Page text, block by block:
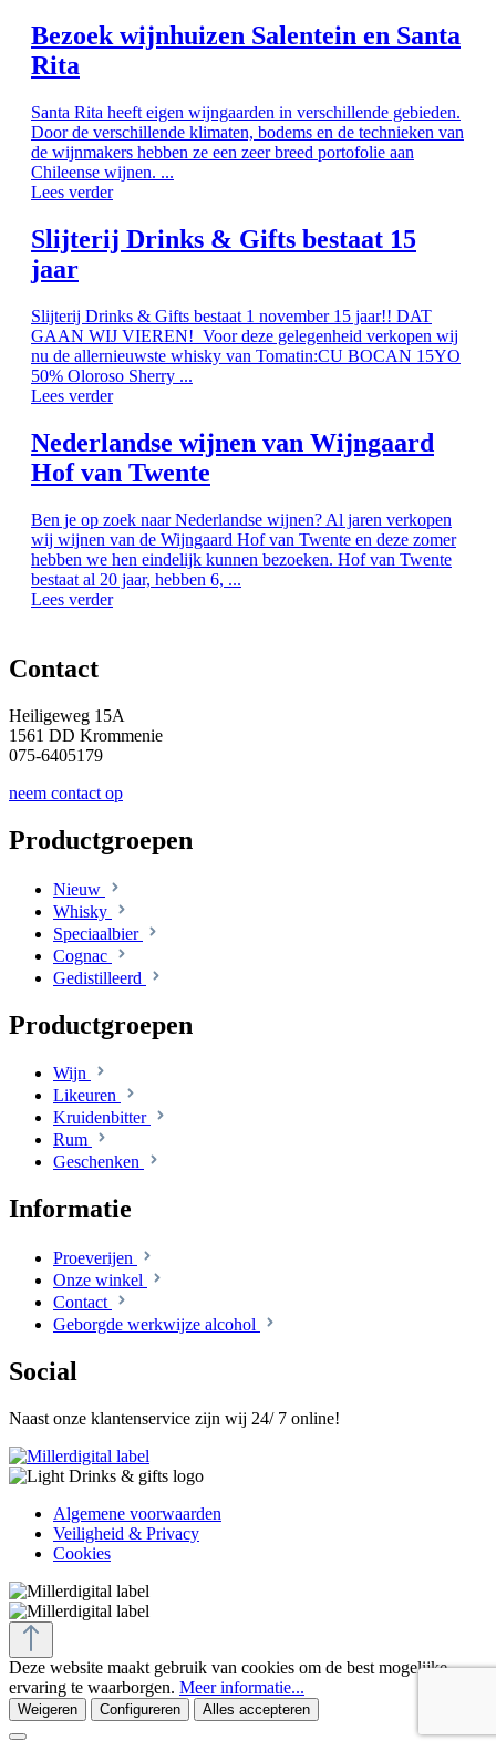
Bezoek wijnhuizen Salentein en Santa
Rita
Santa Rita heeft eigen wijngaarden in verschillende gebieden.
Door de verschillende klimaten, bodems en de technieken van
de wijnmakers hebben ze een zeer breed portofolie aan
Chileense wijnen. ...
Lees verder
Slijterij Drinks & Gifts bestaat 15
jaar
Slijterij Drinks & Gifts bestaat 1 november 15 jaar!! DAT
GAAN WIJ VIEREN! Voor deze gelegenheid verkopen wij
nu de allernieuwste whisky van Tomatin:CU BOCAN 15YO
50% Oloroso Sherry ...
Lees verder
Nederlandse wijnen van Wijngaard
Hof van Twente
Ben je op zoek naar Nederlandse wijnen? Al jaren verkopen
wij wijnen van de Wijngaard Hof van Twente en deze zomer
hebben we hen eindelijk kunnen bezoeken. Hof van Twente
bestaat al 20 jaar, hebben 6, ...
Lees verder
Contact
Heiligeweg 15A
1561 DD Krommenie
075-6405179
neem contact op
Productgroepen
Nieuw
Whisky
Speciaalbier
Cognac
Gedistilleerd
Productgroepen
Wijn
Likeuren
Kruidenbitter
Rum
Geschenken
Informatie
Proeverijen
Onze winkel
Contact
Geborgde werkwijze alcohol
Social
Naast onze klantenservice zijn wij 24/ 7 online!
Algemene voorwaarden
Veiligheid & Privacy
Cookies
Deze website maakt gebruik van cookies om de best mogelijke
ervaring te waarborgen. Meer informatie...
Weigeren Configureren Alles accepteren